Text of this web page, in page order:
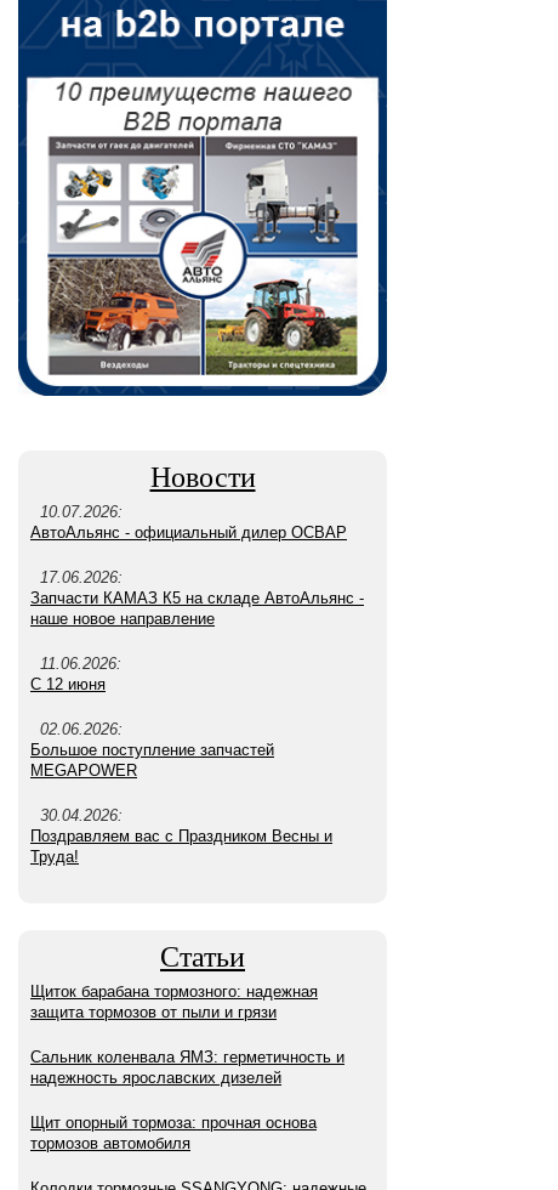
Новости
10.07.2026:
АвтоАльянс - официальный дилер ОСВАР
17.06.2026:
Запчасти КАМАЗ К5 на складе АвтоАльянс -
наше новое направление
11.06.2026:
С 12 июня
02.06.2026:
Большое поступление запчастей
MEGAPOWER
30.04.2026:
Поздравляем вас с Праздником Весны и
Труда!
Статьи
Щиток барабана тормозного: надежная
защита тормозов от пыли и грязи
Сальник коленвала ЯМЗ: герметичность и
надежность ярославских дизелей
Щит опорный тормоза: прочная основа
тормозов автомобиля